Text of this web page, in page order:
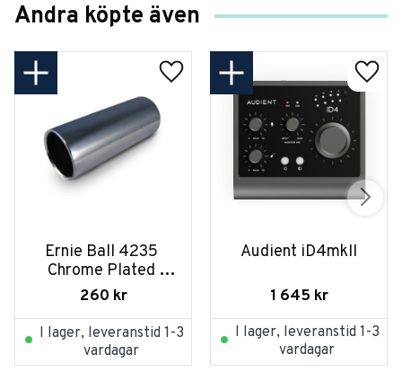
Andra köpte även
Ernie Ball 4235
Chrome Plated
Brass Slide Large
260 kr
I lager, leveranstid 1-3
vardagar
Audient iD4mkII
1 645 kr
I lager, leveranstid 1-3
vardagar